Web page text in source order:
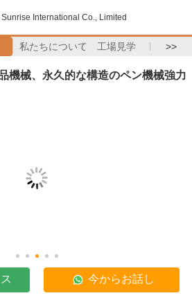
International Co., Limited
私たちについて 工場見学 >>
機械、永久的な構造のペン機械強力
今からお話し